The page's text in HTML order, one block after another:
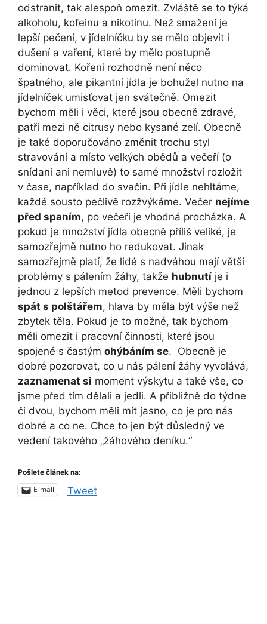
odstranit, tak alespoň omezit. Zvláště se to týká
alkoholu, kofeinu a nikotinu. Než smažení je
lepší pečení, v jídelníčku by se mělo objevit i
dušení a vaření, které by mělo postupně
dominovat. Koření rozhodně není něco
špatného, ale pikantní jídla je bohužel nutno na
jídelníček umisťovat jen svátečně. Omezit
bychom měli i věci, které jsou obecně zdravé,
patří mezi ně citrusy nebo kysané zelí. Obecně
je také doporučováno změnit trochu styl
stravování a místo velkých obědů a večeří (o
snídani ani nemluvě) to samé množství rozložit
v čase, například do svačin. Při jídle nehltáme,
každé sousto pečlivě rozžvýkáme. Večer nejíme
před spaním, po večeři je vhodná procházka. A
pokud je množství jídla obecně příliš veliké, je
samozřejmě nutno ho redukovat. Jinak
samozřejmě platí, že lidé s nadváhou mají větší
problémy s pálením žáhy, takže hubnutí je i
jednou z lepších metod prevence. Měli bychom
spát s polštářem, hlava by měla být výše než
zbytek těla. Pokud je to možné, tak bychom
měli omezit i pracovní činnosti, které jsou
spojené s častým ohýbáním se. Obecně je
dobré pozorovat, co u nás pálení žáhy vyvolává,
zaznamenat si moment výskytu a také vše, co
jsme před tím dělali a jedli. A přibližně do týdne
či dvou, bychom měli mít jasno, co je pro nás
dobré a co ne. Chce to jen být důsledný ve
vedení takového „žáhového deníku.“
Pošlete článek na:
E-mail Tweet